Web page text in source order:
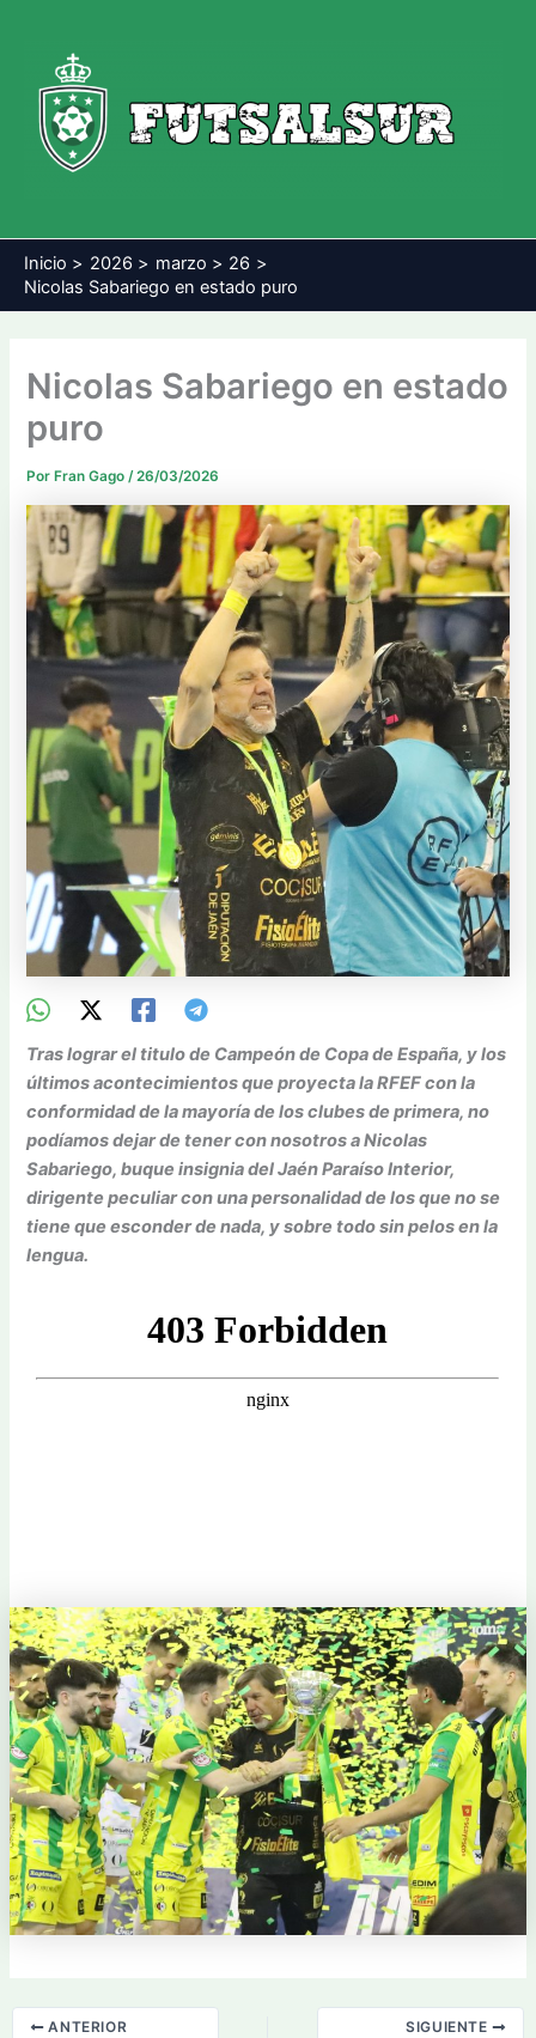
contenido
Inicio 2026 marzo
26
Nicolas Sabariego en estado puro
Nicolas Sabariego en estado
puro
PorFran Gago /26/03/2026
Tras lograr el titulo de Campeón de Copa de España, y los
últimos acontecimientos que proyecta la RFEF con la
conformidad de la mayoría de los clubes de primera, no
podíamos dejar de tener con nosotros a Nicolas
Sabariego, buque insignia del Jaén Paraíso Interior,
dirigente peculiar con una personalidad de los que no se
tiene que esconder de nada, y sobre todo sin pelos en la
lengua.
ANTERIOR SIGUIENTE